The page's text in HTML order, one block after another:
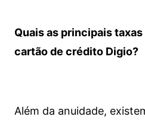
Quais as principais
cartão de crédito Digio?
Além da anuidade,